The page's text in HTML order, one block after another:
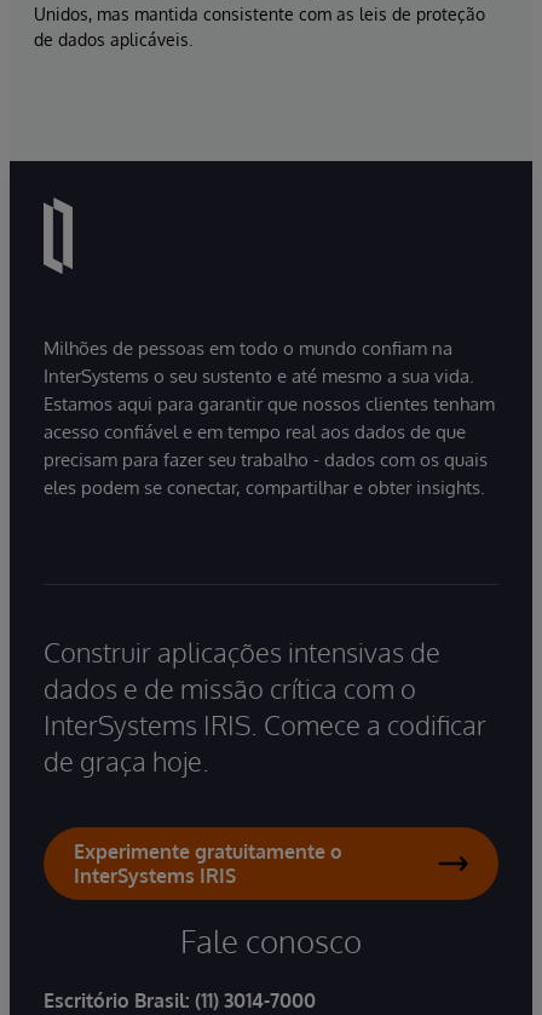
Unidos, mas mantida consistente com as leis de proteção
de dados aplicáveis.
Milhões de pessoas em todo o mundo confiam na
InterSystems o seu sustento e até mesmo a sua vida.
Estamos aqui para garantir que nossos clientes tenham
acesso confiável e em tempo real aos dados de que
precisam para fazer seu trabalho - dados com os quais
eles podem se conectar, compartilhar e obter insights.
Construir aplicações intensivas de
dados e de missão crítica com o
InterSystems IRIS. Comece a codificar
de graça hoje.
Experimente gratuitamente o
InterSystems IRIS
Fale conosco
Escritório Brasil: (11) 3014-7000